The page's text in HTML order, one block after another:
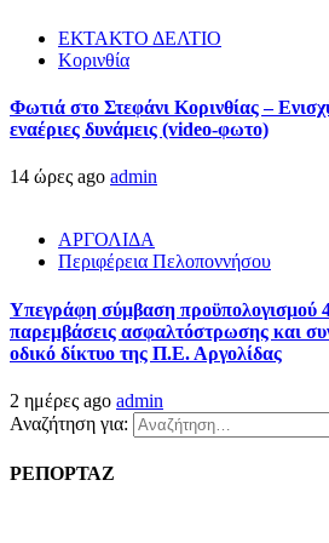
ΕΚΤΑΚΤΟ ΔΕΛΤΙΟ
Κορινθία
Φωτιά στο Στεφάνι Κορινθίας –
εναέριες δυνάμεις (video-φωτο)
14 ώρες ago admin
ΑΡΓΟΛΙΔΑ
Περιφέρεια Πελοποννήσου
Υπεγράφη σύμβαση προϋπολογισμού
παρεμβάσεις ασφαλτόστρωσης και
οδικό δίκτυο της Π.Ε. Αργολίδας
2 ημέρες ago admin
Αναζήτηση για:
ΡΕΠΟΡΤΑΖ